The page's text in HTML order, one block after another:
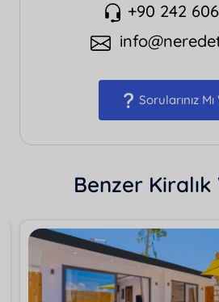
+90 242
Sorularınız
Benzer